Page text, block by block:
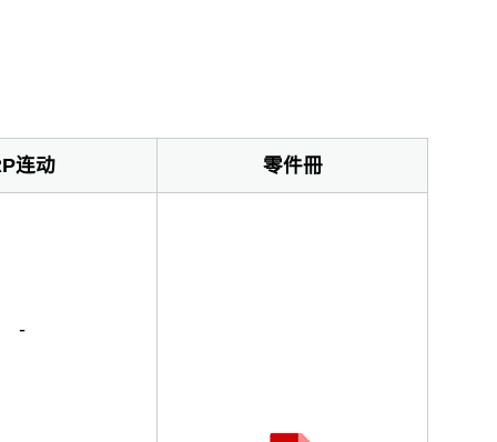
连动 零件冊
-